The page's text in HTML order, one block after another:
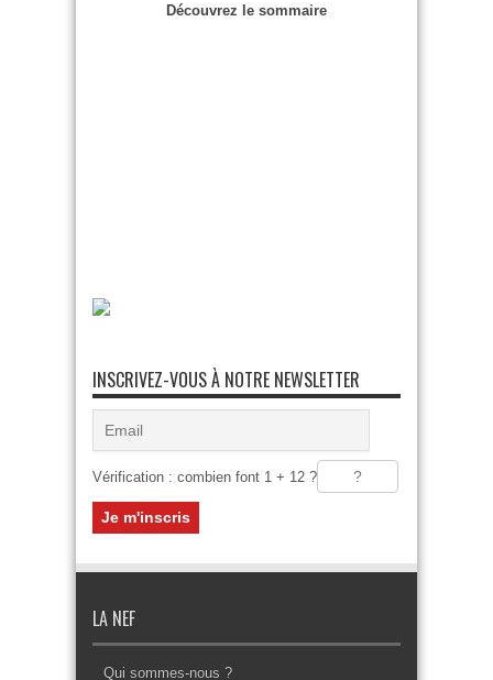
Découvrez le sommaire
INSCRIVEZ-VOUS À NOTRE NEWSLETTER
Vérification : combien font 1 + 12 ?
LA NEF
Qui sommes-nous ?